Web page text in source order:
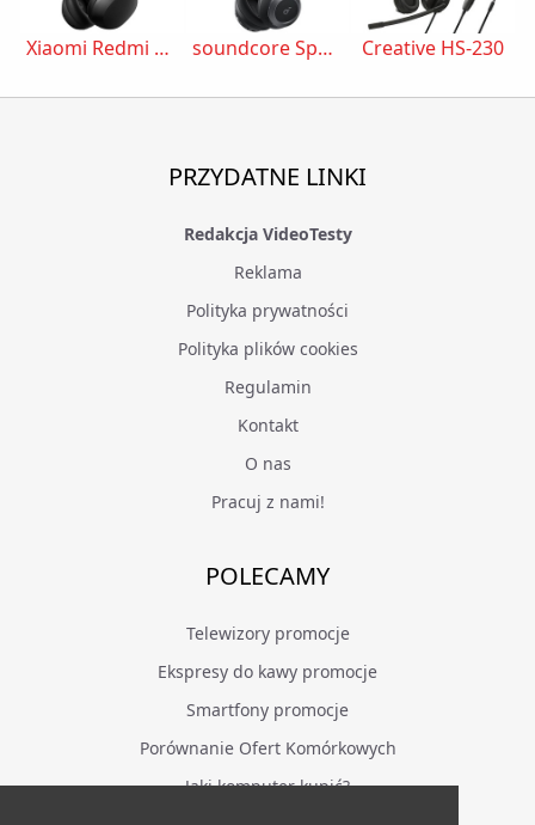
Xiaomi Redmi Headphones Neo soundcore Space One Pro Creative HS-230
PRZYDATNE LINKI
Redakcja VideoTesty
Reklama
Polityka prywatności
Polityka plików cookies
Regulamin
Kontakt
O nas
Pracuj z nami!
POLECAMY
Telewizory promocje
Ekspresy do kawy promocje
Smartfony promocje
Porównanie Ofert Komórkowych
Jaki komputer kupić?